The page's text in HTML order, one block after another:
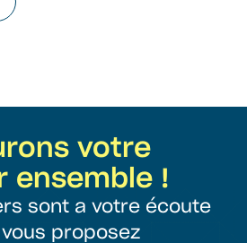
votre
ensemble !
sont a votre écoute
proposez